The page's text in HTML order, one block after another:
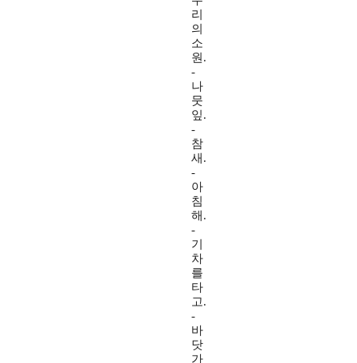
리
의
소
원.
-
나
뭇
잎.
-
참
새.
-
아
침
해.
-
기
차
를
타
고.
-
바
닷
가